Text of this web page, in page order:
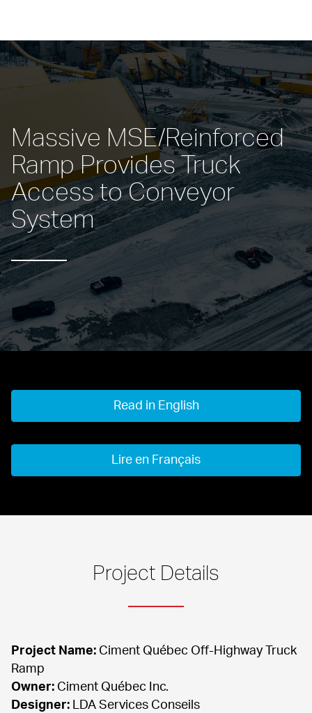
Massive MSE/Reinforced
Ramp Provides Truck
Access to Conveyor
System
Read in English
Lire en Français
Project Details
Project Name: Ciment Québec Off-Highway Truck
Owner:
Designer: